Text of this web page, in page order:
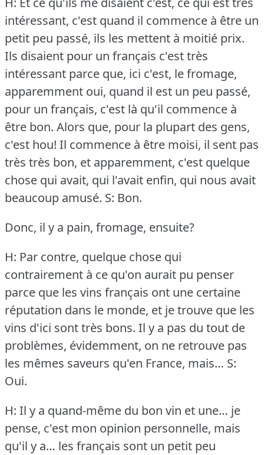
intéressant, c'est quand il commence à être un
petit peu passé, ils les mettent à moitié prix.
Ils disaient pour un français c'est très
intéressant parce que, ici c'est, le fromage,
apparemment oui, quand il est un peu passé,
pour un français, c'est là qu'il commence à
être bon. Alors que, pour la plupart des gens,
c'est hou! Il commence à être moisi, il sent pas
très très bon, et apparemment, c'est quelque
chose qui avait, qui l'avait enfin, qui nous avait
beaucoup amusé. S: Bon.
Donc, il y a pain, fromage, ensuite?
H: Par contre, quelque chose qui
contrairement à ce qu'on aurait pu penser
parce que les vins français ont une certaine
réputation dans le monde, et je trouve que les
vins d'ici sont très bons. Il y a pas du tout de
problèmes, évidemment, on ne retrouve pas
les mêmes saveurs qu'en France, mais… S:
Oui.
H: Il y a quand-même du bon vin et une… je
pense, c'est mon opinion personnelle, mais
qu'il y a… les français sont un petit peu